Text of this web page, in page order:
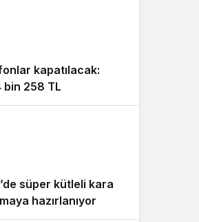
kapatılacak:
bin 258 TL
süper kütleli kara
hazırlanıyor